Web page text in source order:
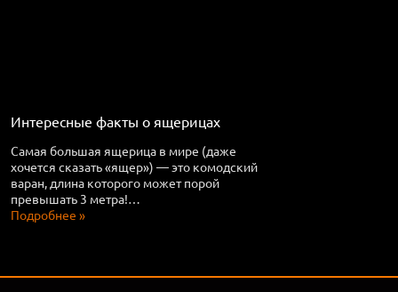
Интересные факты о ящерицах
Самая большая ящерица в мире (даже
хочется сказать «ящер») — это комодский
варан, длина которого может порой
превышать 3 метра!…
Подробнее »